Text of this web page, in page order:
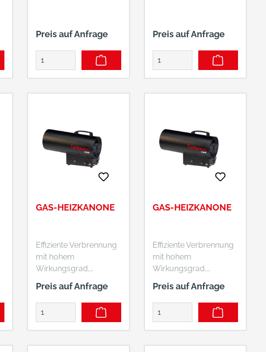
Preis auf Anfrage Preis auf Anfrage
GAS-HEIZKANONE
Effiziente Verbrennung
mit hohem
Wirkungsgrad,
geruchlos, keine
RauchentwicklungSich
erheitsabschaltung bei
Gas-/Flammen-/Ventil
Preis auf Anfrage
GAS-HEIZKANONE
Effiziente Verbrennung
mit hohem
Wirkungsgrad,
geruchlos, keine
RauchentwicklungSich
erheitsabschaltung bei
Gas-/Flammen-/Ventil
Preis auf Anfrage